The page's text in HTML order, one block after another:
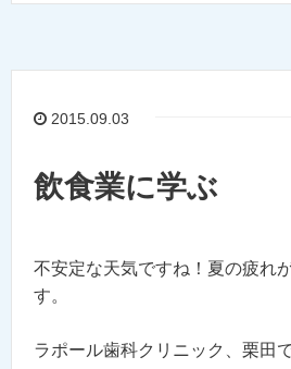
2015.09.03
飲食業に学ぶ
不安定な天気ですね！夏の疲れ
す。
ラポール歯科クリニック、栗田